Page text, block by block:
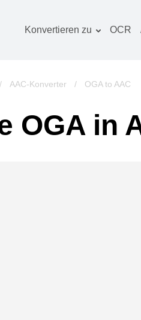
Konvertieren zu
Bilderkonverter
Bücherkonverter
OCR
/ AAC-Konverter / OGA to AAC
OGA in